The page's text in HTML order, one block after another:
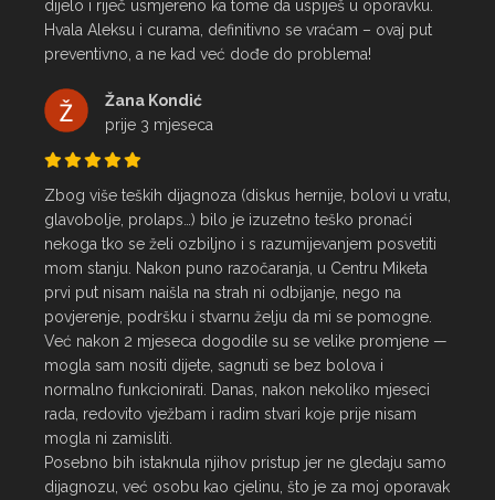
dijelo i riječ usmjereno ka tome da uspiješ u oporavku.
Hvala Aleksu i curama, definitivno se vraćam – ovaj put
preventivno, a ne kad već dođe do problema!
Žana Kondić
prije 3 mjeseca
Zbog više teških dijagnoza (diskus hernije, bolovi u vratu,
glavobolje, prolaps…) bilo je izuzetno teško pronaći
nekoga tko se želi ozbiljno i s razumijevanjem posvetiti
mom stanju. Nakon puno razočaranja, u Centru Miketa
prvi put nisam naišla na strah ni odbijanje, nego na
povjerenje, podršku i stvarnu želju da mi se pomogne.
Već nakon 2 mjeseca dogodile su se velike promjene —
mogla sam nositi dijete, sagnuti se bez bolova i
normalno funkcionirati. Danas, nakon nekoliko mjeseci
rada, redovito vježbam i radim stvari koje prije nisam
mogla ni zamisliti.
Posebno bih istaknula njihov pristup jer ne gledaju samo
dijagnozu, već osobu kao cjelinu, što je za moj oporavak